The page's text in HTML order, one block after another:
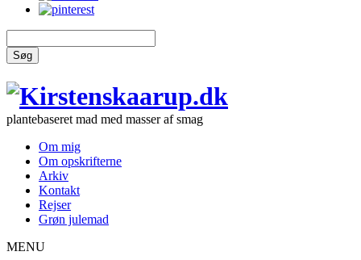
Søg
plantebaseret mad med masser af smag
Om mig
Om opskrifterne
Arkiv
Kontakt
Rejser
Grøn julemad
MENU